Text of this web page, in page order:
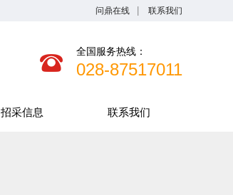
问鼎在线 联系我们
全国服务热线：
028-87517011
招采信息 联系我们